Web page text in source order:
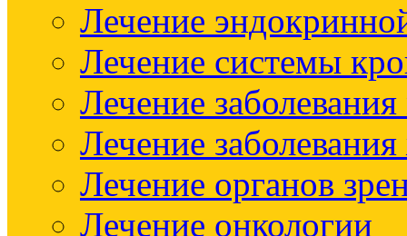
Лечение
Лечение системы
Лечение
Лечение
Лечение органов
Лечение онкологии